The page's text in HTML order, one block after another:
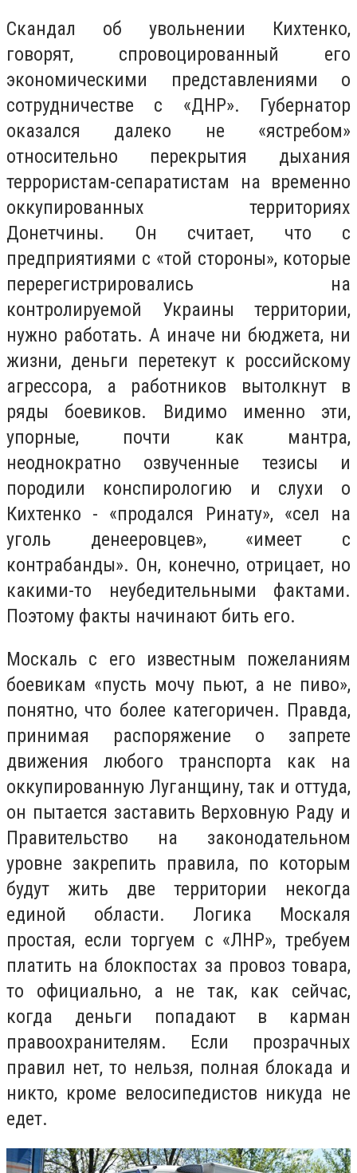
Скандал об увольнении Кихтенко,
говорят, спровоцированный его
экономическими представлениями о
сотрудничестве с «ДНР». Губернатор
оказался далеко не «ястребом»
относительно перекрытия дыхания
террористам-сепаратистам на временно
оккупированных территориях
Донетчины. Он считает, что с
предприятиями с «той стороны», которые
перерегистрировались на
контролируемой Украины территории,
нужно работать. А иначе ни бюджета, ни
жизни, деньги перетекут к российскому
агрессора, а работников вытолкнут в
ряды боевиков. Видимо именно эти,
упорные, почти как мантра,
неоднократно озвученные тезисы и
породили конспирологию и слухи о
Кихтенко - «продался Ринату», «сел на
уголь денееровцев», «имеет с
контрабанды». Он, конечно, отрицает, но
какими-то неубедительными фактами.
Поэтому факты начинают бить его.
Москаль с его известным пожеланиям
боевикам «пусть мочу пьют, а не пиво»,
понятно, что более категоричен. Правда,
принимая распоряжение о запрете
движения любого транспорта как на
оккупированную Луганщину, так и оттуда,
он пытается заставить Верховную Раду и
Правительство на законодательном
уровне закрепить правила, по которым
будут жить две территории некогда
единой области. Логика Москаля
простая, если торгуем с «ЛНР», требуем
платить на блокпостах за провоз товара,
то официально, а не так, как сейчас,
когда деньги попадают в карман
правоохранителям. Если прозрачных
правил нет, то нельзя, полная блокада и
никто, кроме велосипедистов никуда не
едет.